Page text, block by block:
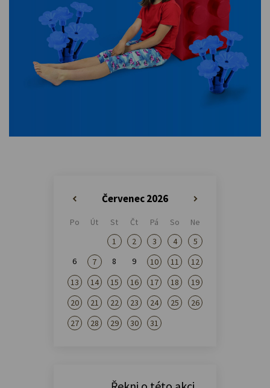
Červenec 2026
»
Po Út St Čt Pá So
Ne
1
2 3 4
5
6
7 8 9 10 11
12
13
14 15 16 17 18
19
20
21 22 23 24 25
26
27
28 29 30 31